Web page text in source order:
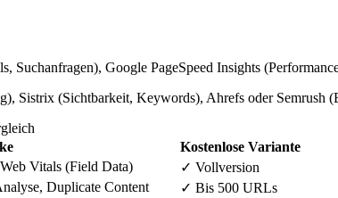
Suchanfragen), Google PageSpeed Insights
Sistrix (Sichtbarkeit, Keywords), Ahrefs oder
Kostenlose Variante
Vitals (Field Data)
✓ Vollversion
Duplicate Content
✓ Bis 500 URLs